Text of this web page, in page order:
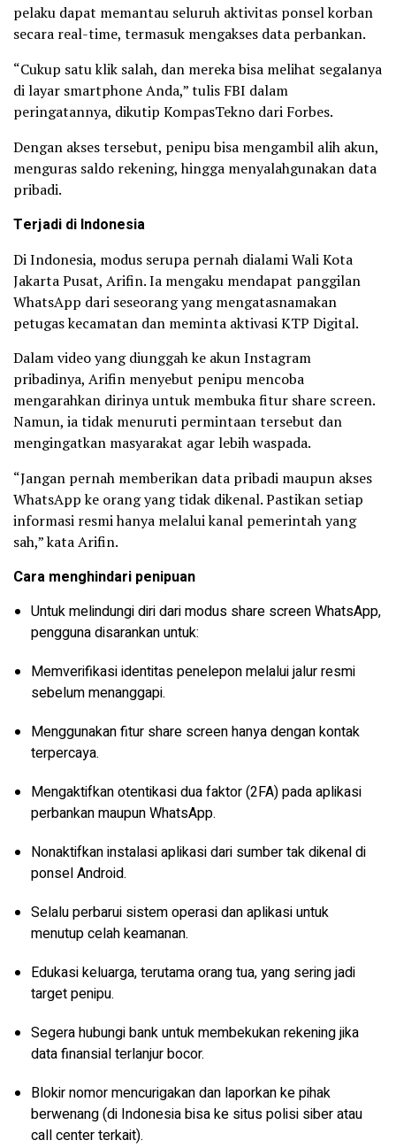
pelaku dapat memantau seluruh aktivitas ponsel korban
secara real-time, termasuk mengakses data perbankan.
“Cukup satu klik salah, dan mereka bisa melihat segalanya
di layar smartphone Anda,” tulis FBI dalam
peringatannya, dikutip KompasTekno dari Forbes.
Dengan akses tersebut, penipu bisa mengambil alih akun,
menguras saldo rekening, hingga menyalahgunakan data
pribadi.
Terjadi di Indonesia
Di Indonesia, modus serupa pernah dialami Wali Kota
Jakarta Pusat, Arifin. Ia mengaku mendapat panggilan
WhatsApp dari seseorang yang mengatasnamakan
petugas kecamatan dan meminta aktivasi KTP Digital.
Dalam video yang diunggah ke akun Instagram
pribadinya, Arifin menyebut penipu mencoba
mengarahkan dirinya untuk membuka fitur share screen.
Namun, ia tidak menuruti permintaan tersebut dan
mengingatkan masyarakat agar lebih waspada.
“Jangan pernah memberikan data pribadi maupun akses
WhatsApp ke orang yang tidak dikenal. Pastikan setiap
informasi resmi hanya melalui kanal pemerintah yang
sah,” kata Arifin.
Cara menghindari penipuan
Untuk melindungi diri dari modus share screen WhatsApp,
pengguna disarankan untuk:
Memverifikasi identitas penelepon melalui jalur resmi
sebelum menanggapi.
Menggunakan fitur share screen hanya dengan kontak
terpercaya.
Mengaktifkan otentikasi dua faktor (2FA) pada aplikasi
perbankan maupun WhatsApp.
Nonaktifkan instalasi aplikasi dari sumber tak dikenal di
ponsel Android.
Selalu perbarui sistem operasi dan aplikasi untuk
menutup celah keamanan.
Edukasi keluarga, terutama orang tua, yang sering jadi
target penipu.
Segera hubungi bank untuk membekukan rekening jika
data finansial terlanjur bocor.
Blokir nomor mencurigakan dan laporkan ke pihak
berwenang (di Indonesia bisa ke situs polisi siber atau
call center terkait).